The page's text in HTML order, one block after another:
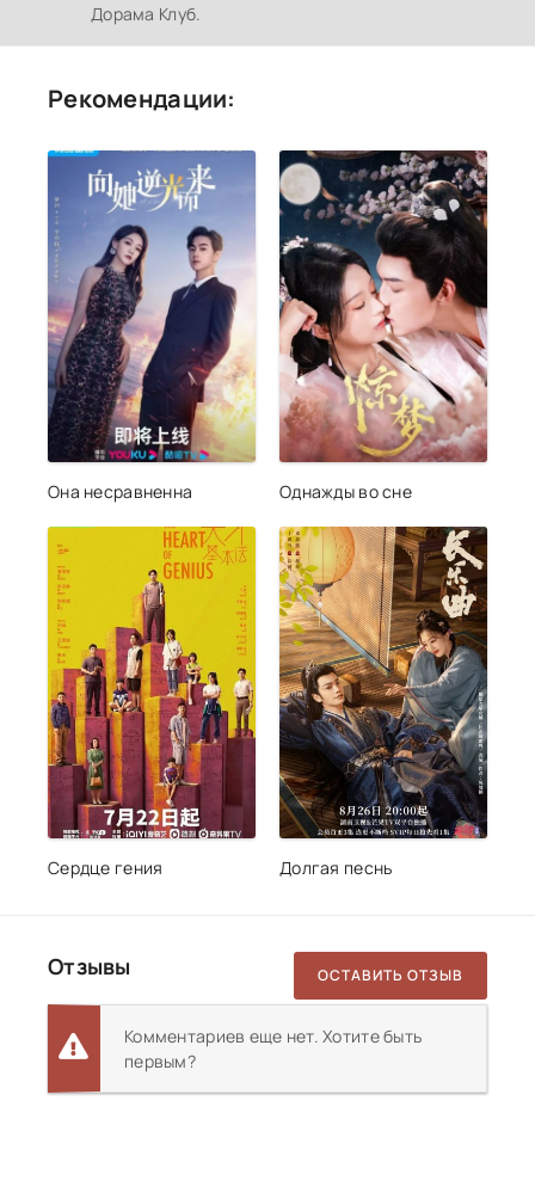
Дорама Клуб.
Рекомендации:
Она несравненна Однажды во сне
Сердце гения Долгая песнь
Отзывы ОСТАВИТЬ ОТЗЫВ
Комментариев еще нет. Хотите быть
первым?